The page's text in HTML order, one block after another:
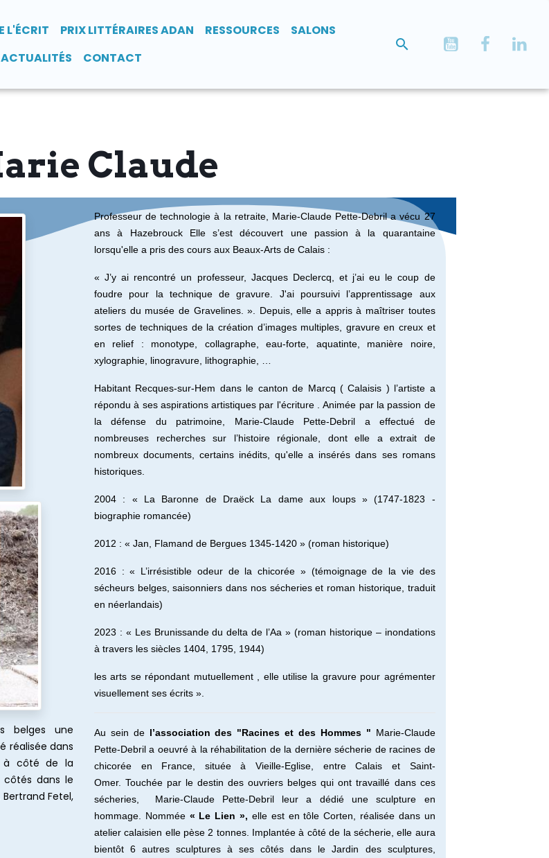
L'ÉCRIT PRIX LITTÉRAIRES ADAN RESSOURCES
SALONS
ACTUALITÉS
CONTACT
Claude
belges une
réalisée dans
à côté de la
dans le
Fetel,
Professeur de technologie à la retraite, Marie-Claude Pette-Debril a vécu 27
ans à Hazebrouck Elles’est découvert une passion à la quarantaine
lorsqu'elle a pris des cours aux Beaux-Arts de Calais :
« J’y ai rencontré un professeur, Jacques Declercq, et j’ai eu le coup de
foudre pour la technique de gravure. J'ai poursuivi l’apprentissage aux
ateliers du musée de Gravelines. ». Depuis, elle a appris à maîtriser toutes
sortes de techniques de la création d’images multiples, gravure en creux et
en relief : monotype, collagraphe, eau-forte, aquatinte, manière noire,
xylographie, linogravure, lithographie, …
Habitant Recques-sur-Hem dans le canton de Marcq ( Calaisis ) l’artiste a
répondu à ses aspirations artistiques par l'écriture .Animée par la passion de
la défense du patrimoine, Marie-Claude Pette-Debril a effectué de
nombreuses recherches sur l’histoire régionale, dont elle a extrait de
nombreux documents, certains inédits, qu'elle a insérés dans ses romans
historiques.
2004 : « La Baronne de Draëck La dame aux loups » (1747-1823 -
biographie romancée)
2012 : « Jan, Flamand de Bergues 1345-1420 » (roman historique)
2016 : « L’irrésistible odeur de la chicorée » (témoignage de la vie des
sécheurs belges, saisonniers dans nos sécheries et roman historique, traduit
en néerlandais)
2023 : « Les Brunissande du delta de l’Aa » (roman historique – inondations
à travers les siècles 1404, 1795, 1944)
les arts se répondant mutuellement , elle utilise la gravure pour agrémenter
visuellement ses écrits ».
Au sein de l’association des "Racines et des Hommes " Marie-Claude
Pette-Debril a oeuvré à la réhabilitation de la dernière sécherie de racines de
chicorée en France, située à Vieille-Eglise, entre Calais et Saint-
Omer. Touchée par le destin desouvriers belges qui ont travaillé dans ces
sécheries, Marie-Claude Pette-Debril leur a dédié une sculpture en
hommage. Nommée « Le Lien », elle est en tôle Corten, réalisée dans un
atelier calaisien elle pèse 2 tonnes. Implantée à côté de la sécherie, elle aura
bientôt 6 autres sculptures à ses côtés dans le Jardin des sculptures,